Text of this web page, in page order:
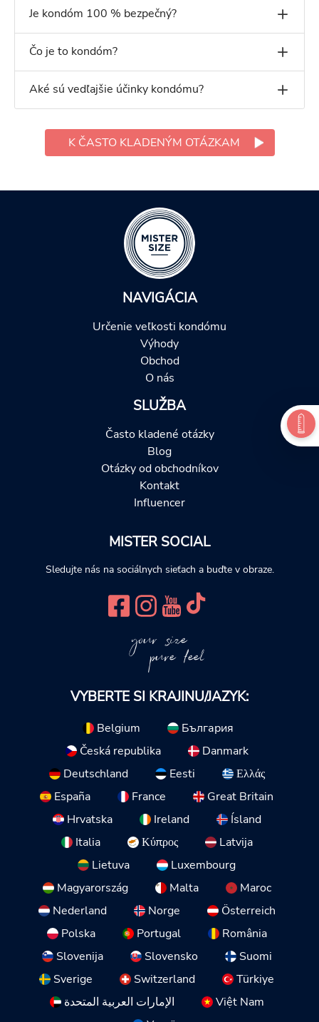
Je kondóm 100 % bezpečný?
Čo je to kondóm?
Aké sú vedľajšie účinky kondómu?
K ČASTO KLADENÝM OTÁZKAM
NAVIGÁCIA
Určenie veľkosti kondómu
Výhody
Obchod
O nás
SLUŽBA
Často kladené otázky
Blog
Otázky od obchodníkov
Kontakt
Influencer
MISTER SOCIAL
Sledujte nás na sociálnych sieťach a buďte v obraze.
your size
pure feel
VYBERTE SI KRAJINU/JAZYK:
Belgium
България
Česká republika
Danmark
Deutschland
Eesti
Ελλάς
España
France
Great Britain
Hrvatska
Ireland
Ísland
Italia
Κύπρος
Latvija
Lietuva
Luxembourg
Magyarország
Malta
Maroc
Nederland
Norge
Österreich
Polska
Portugal
România
Slovenija
Slovensko
Suomi
Sverige
Switzerland
Türkiye
الإمارات العربية المتحدة
Việt Nam